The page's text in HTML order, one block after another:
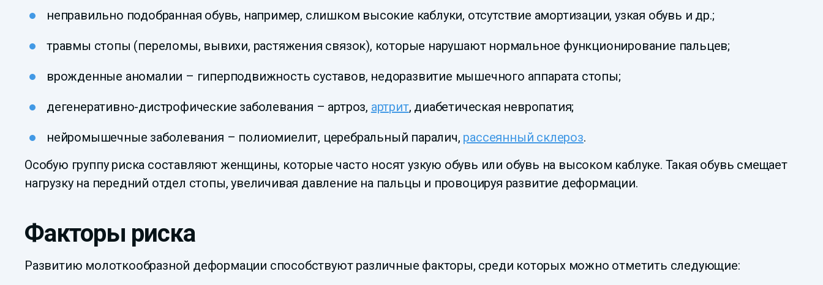
неправильно подобранная обувь, например, слишком высокие каблуки, отсутствие амортизации, узкая обувь и др.;
травмы стопы (переломы, вывихи, растяжения связок), которые нарушают нормальное функционирование пальцев;
врожденные аномалии – гиперподвижность суставов, недоразвитие мышечного аппарата стопы;
дегенеративно-дистрофические заболевания – артроз, артрит, диабетическая невропатия;
нейромышечные заболевания – полиомиелит, церебральный паралич, рассеянный склероз.
Особую группу риска составляют женщины, которые часто носят узкую обувь или обувь на высоком каблуке. Такая обувь смещает
нагрузку на передний отдел стопы, увеличивая давление на пальцы и провоцируя развитие деформации.
Факторы риска
Развитию молоткообразной деформации способствуют различные факторы, среди которых можно отметить следующие: